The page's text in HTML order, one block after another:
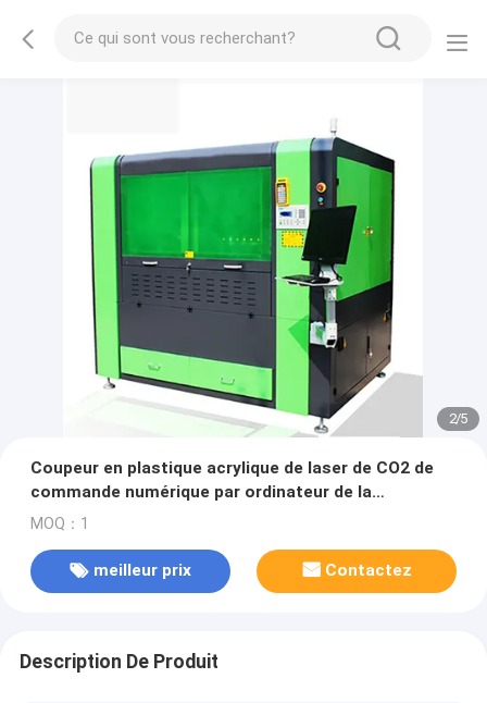
2/5
Coupeur en plastique acrylique de laser de CO2 de
commande numérique par ordinateur de la
découpeuse 100W de laser en bois de tissu
MOQ：1
meilleur prix Contactez
Description De Produit